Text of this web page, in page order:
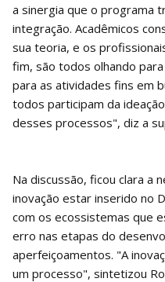
a sinergia que o programa
integração. Acadêmicos
sua teoria, e os
fim, são todos olhando
para as atividades fins em
todos participam da
desses processos", diz a
Na discussão, ficou clara a
inovação estar inserido no
com os ecossistemas que
erro nas etapas do
aperfeiçoamentos. "A
um processo", sintetizou